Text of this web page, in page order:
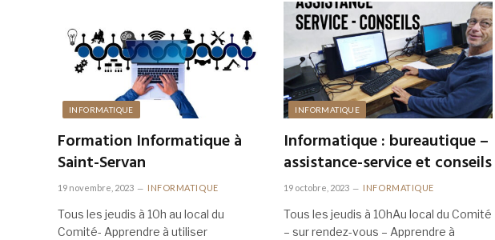
INFORMATIQUE
Formation Informatique à
Saint-Servan
19 novembre, 2023 INFORMATIQUE
Tous les jeudis à 10h au local du
Comité- Apprendre à utiliser
INFORMATIQUE
Informatique : bureautique –
assistance-service et conseils
19 octobre, 2023 INFORMATIQUE
Tous les jeudis à 10hAu local du Comité
– sur rendez-vous – Apprendre à